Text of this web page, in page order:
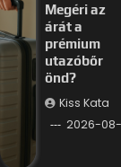
Megéri az
árát a
prémium
utazóbőr
önd?
Kiss Kata
2026-